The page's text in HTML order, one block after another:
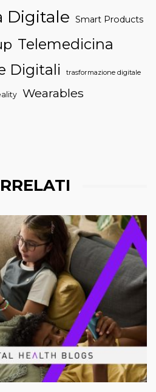
Digitale Smart Products
Telemedicina
Digitali trasformazione digitale
Wearables